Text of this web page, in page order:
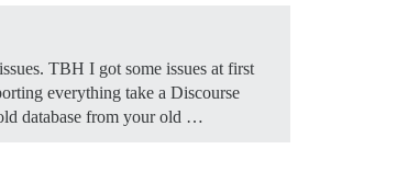
TBH I got some issues at first
everything take a Discourse
database from your old …